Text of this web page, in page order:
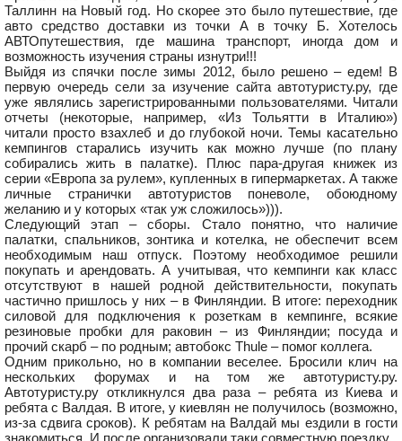
Таллинн на Новый год. Но скорее это было путешествие, где
авто средство доставки из точки А в точку Б. Хотелось
АВТОпутешествия, где машина транспорт, иногда дом и
возможность изучения страны изнутри!!!
Выйдя из спячки после зимы 2012, было решено – едем! В
первую очередь сели за изучение сайта автотуристу.ру, где
уже являлись зарегистрированными пользователями. Читали
отчеты (некоторые, например, «Из Тольятти в Италию»)
читали просто взахлеб и до глубокой ночи. Темы касательно
кемпингов старались изучить как можно лучше (по плану
собирались жить в палатке). Плюс пара-другая книжек из
серии «Европа за рулем», купленных в гипермаркетах. А также
личные странички автотуристов поневоле, обоюдному
желанию и у которых «так уж сложилось»))).
Следующий этап – сборы. Стало понятно, что наличие
палатки, спальников, зонтика и котелка, не обеспечит всем
необходимым наш отпуск. Поэтому необходимое решили
покупать и арендовать. А учитывая, что кемпинги как класс
отсутствуют в нашей родной действительности, покупать
частично пришлось у них – в Финляндии. В итоге: переходник
силовой для подключения к розеткам в кемпинге, всякие
резиновые пробки для раковин – из Финляндии; посуда и
прочий скарб – по родным; автобокс Thule – помог коллега.
Одним прикольно, но в компании веселее. Бросили клич на
нескольких форумах и на том же автотуристу.ру.
Автотуристу.ру откликнулся два раза – ребята из Киева и
ребята с Валдая. В итоге, у киевлян не получилось (возможно,
из-за сдвига сроков). К ребятам на Валдай мы ездили в гости
знакомиться. И после организовали таки совместную поездку.